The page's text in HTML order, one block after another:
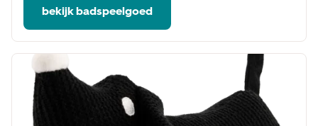
bekijk badspeelgoed